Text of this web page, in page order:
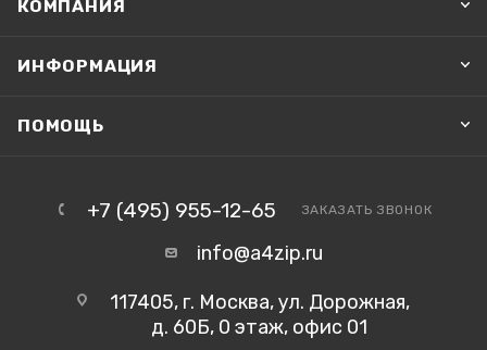
КОМПАНИЯ
ИНФОРМАЦИЯ
ПОМОЩЬ
+7 (495) 955-12-65 ЗАКАЗАТЬ ЗВОНОК
info@a4zip.ru
117405, г. Москва, ул. Дорожная,
д. 60Б, 0 этаж, офис 01